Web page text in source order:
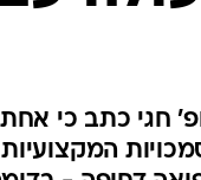
חגי כתב כי